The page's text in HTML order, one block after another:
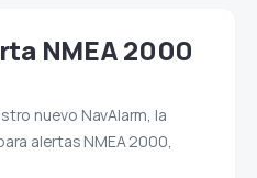
NMEA 2000
nuevo NavAlarm, la
alertas NMEA 2000,